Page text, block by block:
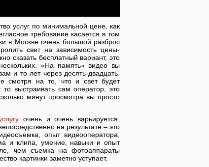
услуг по минимальной цене, как
требование касается в том
в Москве очень большой разброс
свет на зависимость цены-
сказать бесплатный вариант, это
«На память» видео вы
и то лет через десять-двадцать.
смотря на то, что и свет будет
выстраивать сам оператор, это
минут просмотра вы просто
очень и очень варьируется,
на результате – это
опыт видеооператора,
и клипа, умение, навыки и опыт
чем съемка на фотоаппараты
картинки заметно уступает.